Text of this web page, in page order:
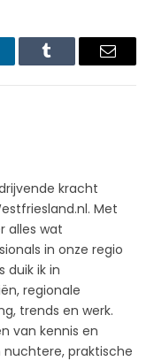
Tumblr Email
kracht
Met
alles wat
in onze regio
duik ik in
regionale
trends en werk.
van kennis en
praktische